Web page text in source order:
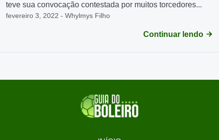
teve sua convocação contestada por muitos torcedores...
fevereiro 3, 2022 - Whylmys Filho
Continuar lendo